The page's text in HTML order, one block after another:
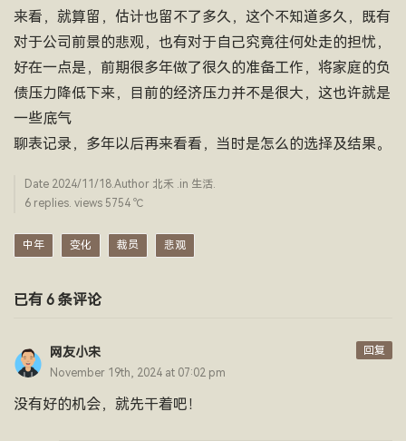
来看，就算留，估计也留不了多久，这个不知道多久，既有
对于公司前景的悲观，也有对于自己究竟往何处走的担忧，
好在一点是，前期很多年做了很久的准备工作，将家庭的负
债压力降低下来，目前的经济压力并不是很大，这也许就是
一些底气
聊表记录，多年以后再来看看，当时是怎么的选择及结果。
Date 2024/11/18.Author 北禾 .in 生活.
6 replies. views 5754 ­℃
中年 变化 裁员 悲观
已有 6 条评论
网友小宋
November 19th, 2024 at 07:02 pm
没有好的机会，就先干着吧！
回复